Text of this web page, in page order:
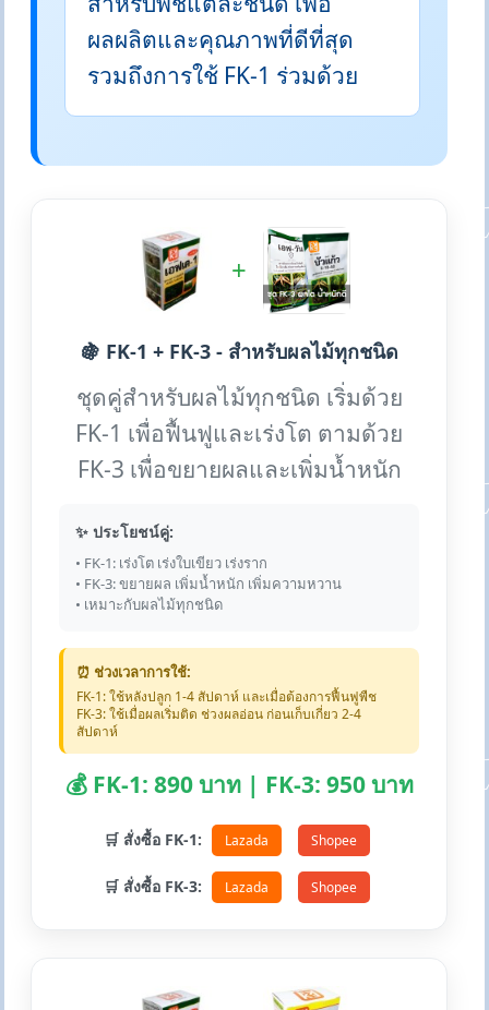
ผลผลิตและคุณภาพที่ดีที่สุด
รวมถึงการใช้ FK-1 ร่วมด้วย
+
🍇 FK-1 + FK-3 - สำหรับผลไม้ทุกชนิด
ชุดคู่สำหรับผลไม้ทุกชนิด เริ่มด้วย
FK-1 เพื่อฟื้นฟูและเร่งโต ตามด้วย
FK-3 เพื่อขยายผลและเพิ่มน้ำหนัก
✨ ประโยชน์คู่:
• FK-1: เร่งโต เร่งใบเขียว เร่งราก
• FK-3: ขยายผล เพิ่มน้ำหนัก เพิ่มความหวาน
• เหมาะกับผลไม้ทุกชนิด
⏰ ช่วงเวลาการใช้:
FK-1: ใช้หลังปลูก 1-4 สัปดาห์ และเมื่อต้องการฟื้นฟูพืช
FK-3: ใช้เมื่อผลเริ่มติด ช่วงผลอ่อน ก่อนเก็บเกี่ยว 2-4
สัปดาห์
💰 FK-1: 890 บาท | FK-3: 950 บาท
🛒 สั่งซื้อ FK-1: Lazada Shopee
🛒 สั่งซื้อ FK-3: Lazada Shopee